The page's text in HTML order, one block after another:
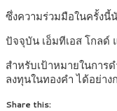
ซึ่งความร่วมมือในครั้งนี้
ปัจจุบัน เอ็มทีเอส โกลด์
สำหรับเป้าหมายในการ
ลงทุนในทองคำ ได้อย่า
Share this: